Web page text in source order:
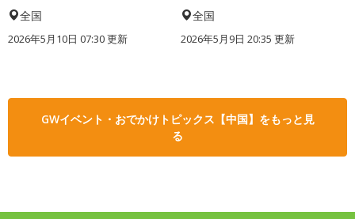
全国
2026年5月10日 07:30 更新
全国
2026年5月9日 20:35 更新
GWイベント・おでかけトピックス【中国】をもっと見
る